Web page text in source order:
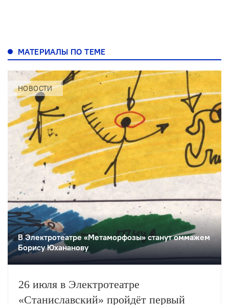
МАТЕРИАЛЫ ПО ТЕМЕ
НОВОСТИ
В Электротеатре «Метаморфозы» станут оммажем
Борису Юхананову
26 июля в Электротеатре
«Станиславский» пройдёт первый